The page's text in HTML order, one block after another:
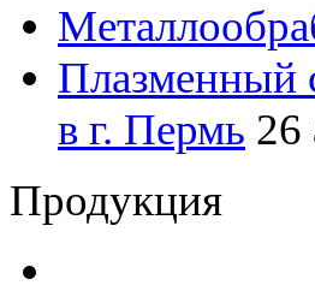
Плазменный
в г. Пермь 26
Продукция